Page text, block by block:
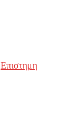
Επιστημη